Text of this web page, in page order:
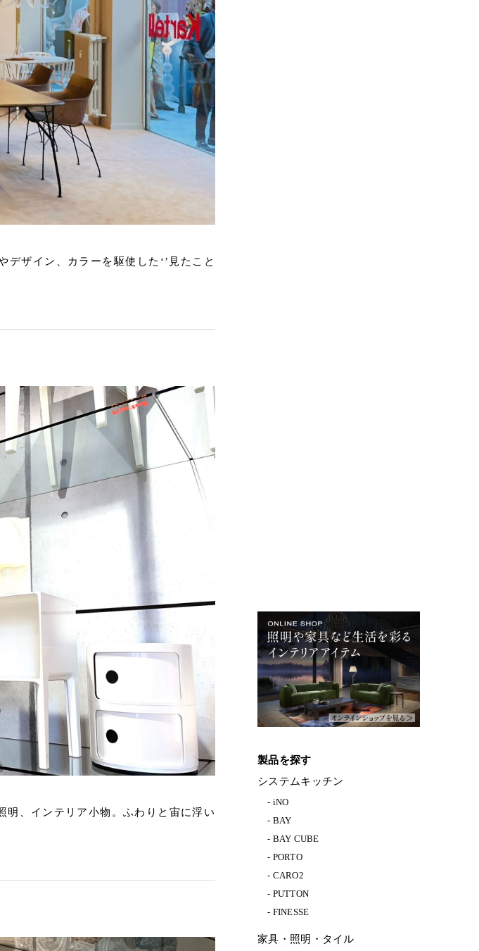
ザイン、カラーを駆使した‘’見たこと
明、インテリア小物。ふわりと宙に浮い
製品を探す
システムキッチン
iNO
BAY
BAY CUBE
PORTO
CARO2
PUTTON
FINESSE
家具・照明・タイル